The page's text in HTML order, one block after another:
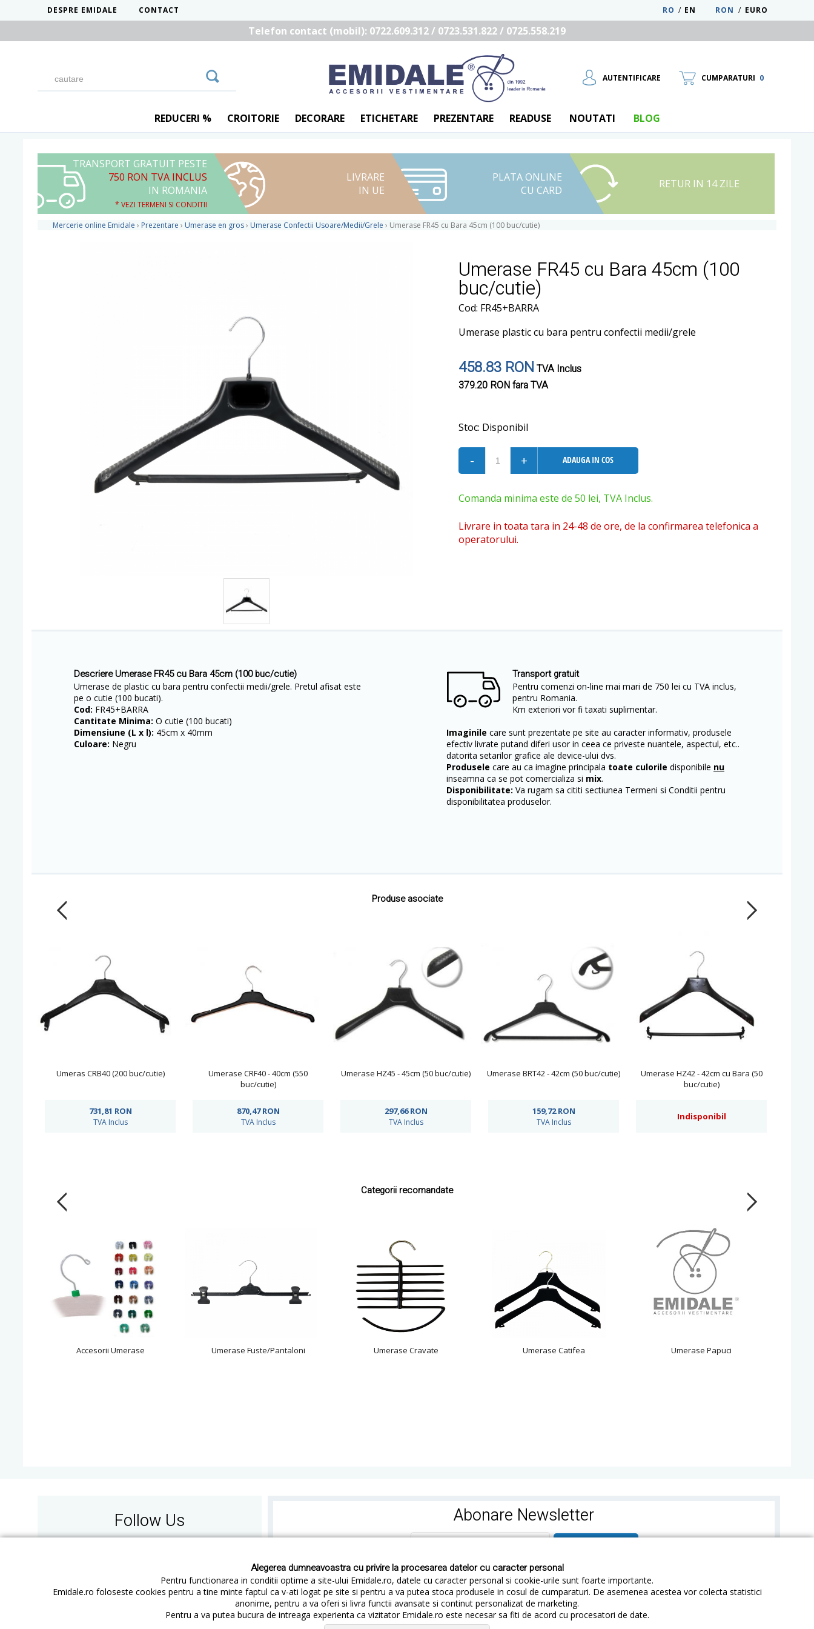
Alegerea dumneavoastra cu privire la procesarea datelor cu caracter personal
Pentru functionarea in conditii optime a site-ului Emidale.ro, datele cu caracter personal si cookie-urile sunt foarte importante.
Emidale.ro foloseste cookies pentru a tine minte faptul ca v-ati logat pe site si pentru a va putea stoca produsele in cosul de cumparaturi. De asemenea acestea vor colecta statistici
anonime, pentru a va oferi si livra functii avansate si continut personalizat de marketing.
Pentru a va putea bucura de intreaga experienta ca vizitator Emidale.ro este necesar sa fiti de acord cu procesatori de date.
DESPRE EMIDALE CONTACT RON / EURO
EN
/
RO
Telefon contact (mobil): 0722.609.312 / 0723.531.822 / 0725.558.219
AUTENTIFICARE
UTILIZATOR NOU
RECUPEREAZA PAROLA
CUMPARATURI 0
REDUCERI % CROITORIE DECORARE ETICHETARE PREZENTARE READUSE NOUTATI BLOG
TRANSPORT GRATUIT PESTE
750 RON TVA INCLUS
IN ROMANIA
* VEZI TERMENI SI CONDITII
LIVRARE
IN UE
PLATA ONLINE
CU CARD
RETUR IN 14 ZILE
Mercerie online Emidale › Prezentare › Umerase en gros› Umerase Confectii Usoare/Medii/Grele › Umerase FR45 cu Bara 45cm (100 buc/cutie)
Umerase FR45 cu Bara 45cm (100
buc/cutie)
Cod: FR45+BARRA
Umerase plastic cu bara pentru confectii medii/grele
458.83 RON TVA Inclus
379.20 RONfara TVA
Stoc: Disponibil
- + ADAUGA IN COS
Comanda minima este de 50 lei, TVA Inclus.
Livrare in toata tara in 24-48 de ore, de la confirmarea telefonica a
operatorului.
Descriere Umerase FR45 cu Bara 45cm (100 buc/cutie)
Umerase de plastic cu bara pentru confectii medii/grele. Pretul afisat este
pe o cutie (100 bucati).
Cod: FR45+BARRA
Cantitate Minima: O cutie (100 bucati)
Dimensiune (L x l): 45cm x 40mm
Culoare: Negru
Transport gratuit
Pentru comenzi on-line mai mari de 750 lei cu TVA inclus,
pentru Romania.
Km exteriori vor fi taxati suplimentar.
Imaginile care sunt prezentate pe site au caracter informativ, produsele
efectiv livrate putand diferi usor in ceea ce priveste nuantele, aspectul, etc..
datorita setarilor grafice ale device-ului dvs.
Produsele care au ca imagine principala toate culorile disponibile nu
inseamna ca se pot comercializa si mix.
Disponibilitate: Va rugam sa cititi sectiunea Termeni si Conditii pentru
disponibilitatea produselor.
Produse asociate
Umeras CRB40 (200 buc/cutie)
731,81 RON
TVA Inclus
Umerase CRF40 - 40cm (550
buc/cutie)
870,47RON
TVA Inclus
Umerase HZ45 - 45cm (50 buc/cutie)
297,66RON
TVA Inclus
Umerase BRT42 - 42cm (50 buc/cutie)
159,72RON
TVA Inclus
Umerase HZ42 - 42cm cu Bara (50
buc/cutie)
Indisponibil
Categorii recomandate
Accesorii Umerase Umerase Fuste/Pantaloni Umerase Cravate Umerase Catifea Umerase Papuci
Follow Us Abonare Newsletter
Cum cumperi Cum platesc Cum livram Cum returnezi Termeni si Conditii Confidentialitate Sitemap